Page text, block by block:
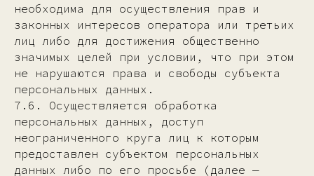
необходима для осуществления прав и
законных интересов оператора или третьих
лиц либо для достижения общественно
значимых целей при условии, что при этом
не нарушаются права и свободы субъекта
персональных данных.
7.6. Осуществляется обработка
персональных данных, доступ
неограниченного круга лиц к которым
предоставлен субъектом персональных
данных либо по его просьбе (далее —